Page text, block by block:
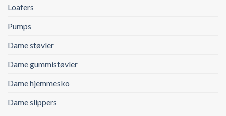
Loafers
Pumps
Dame støvler
Dame gummistøvler
Dame hjemmesko
Dame slippers